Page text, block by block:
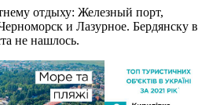
отдыху: Железный порт,
и Лазурное. Бердянску в
не нашлось.